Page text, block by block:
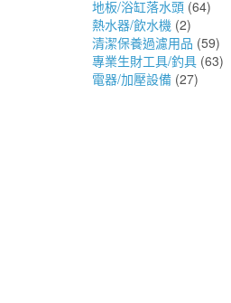
地板/浴缸落水頭 (64)
熱水器/飲水機 (2)
清潔保養過濾用品 (59)
專業生財工具/釣具 (63)
電器/加壓設備 (27)